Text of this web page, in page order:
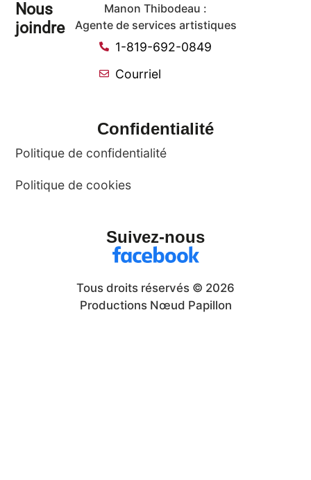
Nous
joindre
Manon Thibodeau :
Agente de services artistiques
1-819-692-0849
Courriel
Confidentialité
Politique de confidentialité
Politique de cookies
Suivez-nous
Tous droits réservés © 2026
Productions Nœud Papillon